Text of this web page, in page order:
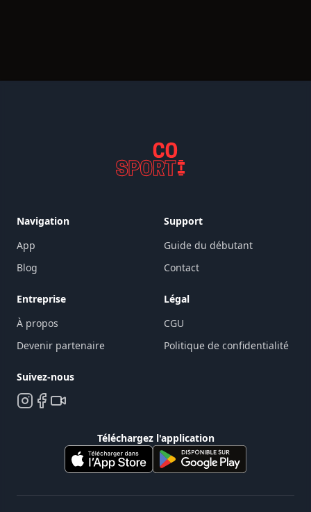
Navigation
App
Blog
Support
Guide du débutant
Contact
Entreprise
À propos
Devenir partenaire
Légal
CGU
Politique de confidentialité
Suivez-nous
Téléchargez l'application